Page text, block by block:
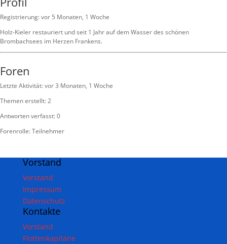
Registrierung: vor 5 Monaten, 1 Woche
Holz-Kieler restauriert und seit 1 Jahr auf dem Wasser des schönen
Brombachsees im Herzen Frankens.
Foren
Letzte Aktivität: vor 3 Monaten, 1 Woche
Themen erstellt: 2
Antworten verfasst: 0
Forenrolle: Teilnehmer
Vorstand
Vorstand
Impressum
Datenschutz
Kontakte
Vorstand
Flottenkapitäne